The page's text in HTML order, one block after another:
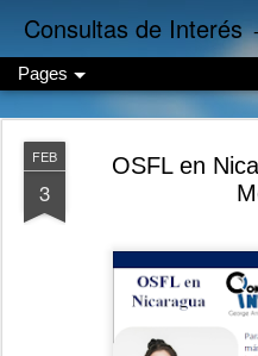
Consultas de Interés
Pages
FEB
3
OSFL en